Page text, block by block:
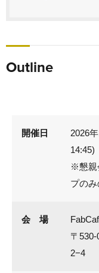
Outline
開催日
2026
14:45)
※懇親
プのみ
会 場
〒
2−4